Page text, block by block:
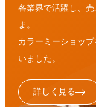
各業界で活躍し、
ま。
カラーミーショッ
いました。
詳しく見る